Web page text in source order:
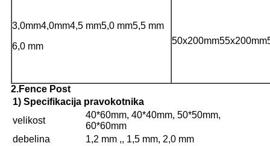
3,0mm4,0mm4,5 mm5,0 mm5,5 mm
6,0 mm
2.Fence Post
1) Specifikacija pravokotnika
velikost
40*60mm, 40*40mm, 50*50mm,
60*60mm
debelina
1,2 mm ,, 1,5 mm, 2,0 mm